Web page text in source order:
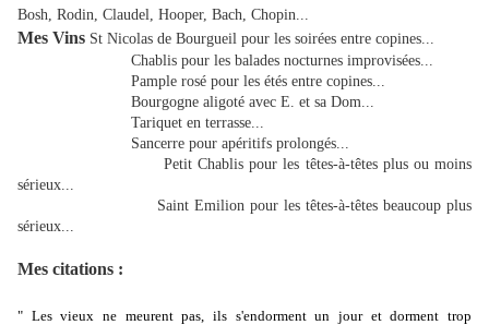
Bosh, Rodin, Claudel, Hooper, Bach, Chopin...
Mes Vins St Nicolas de Bourgueil pour les soirées entre copines...
Chablis pour les balades nocturnes improvisées...
Pample rosé pour les étés entre copines...
Bourgogne aligoté avec E. et sa Dom...
Tariquet en terrasse...
Sancerre pour apéritifs prolongés...
Petit Chablis pour les têtes-à-têtes plus ou moins
sérieux...
Saint Emilion pour les têtes-à-têtes beaucoup plus
sérieux...
Mes citations :
" Les vieux ne meurent pas, ils s'endorment un jour et dorment trop